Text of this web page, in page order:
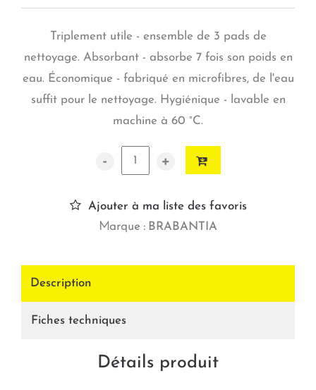
Triplement utile - ensemble de 3 pads de
nettoyage. Absorbant - absorbe 7 fois son poids en
eau. Économique - fabriqué en microfibres, de l'eau
suffit pour le nettoyage. Hygiénique - lavable en
machine à 60 °C.
- +
Ajouter à ma liste des favoris
Marque : BRABANTIA
Description
Fiches techniques
Détails produit